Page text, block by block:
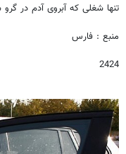
تنها شغلی که آبروی آدم در
منبع : فارس
2424